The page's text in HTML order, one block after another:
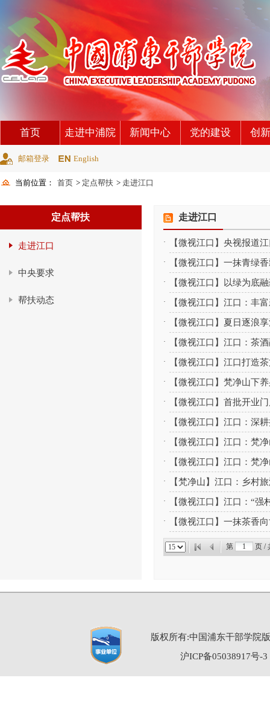
首页 走进中浦院 新闻中心 党的建设 创
邮箱登录 English
当前位置： 首页 > 定点帮扶 > 走进江口
定点帮扶
走进江口
中央要求
帮扶动态
走进江口
· 【微视江口】央视报道
· 【微视江口】一抹青绿
· 【微视江口】以绿为底
· 【微视江口】江口：丰
· 【微视江口】夏日逐浪
· 【微视江口】江口：茶
· 【微视江口】江口打造
· 【微视江口】梵净山下
· 【微视江口】首批开业
· 【微视江口】江口：深
· 【微视江口】江口：梵
· 【微视江口】江口：梵
· 【梵净山】江口：乡村
· 【微视江口】江口：“
· 【微视江口】一抹茶香
第 页 /
版权所有:中国浦东干部学院
沪ICP备05038917号-3